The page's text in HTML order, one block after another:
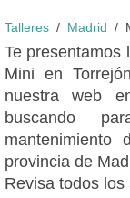
Talleres Madrid
Te presentamos
Mini en
nuestra web
buscando
provincia de
Revisa todos los